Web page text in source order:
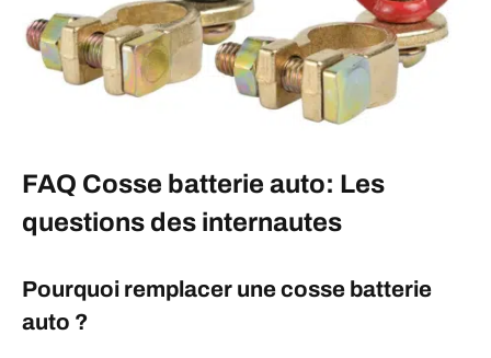
FAQ Cosse batterie auto: Les
questions des internautes
Pourquoi remplacer une cosse batterie
auto ?